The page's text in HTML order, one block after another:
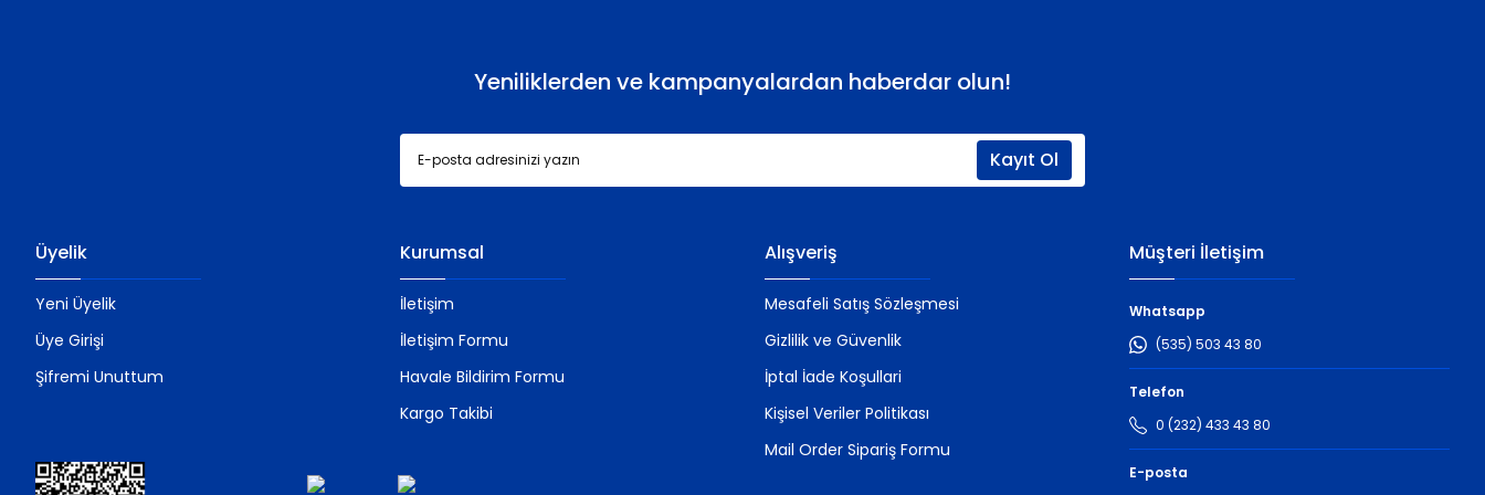
Gönder
Yeniliklerden ve kampanyalardan haberdar olun!
Kayıt Ol
Üyelik
Yeni Üyelik
Üye Girişi
Şifremi Unuttum
Kurumsal
İletişim
İletişim Formu
Havale Bildirim Formu
Kargo Takibi
Alışveriş
Mesafeli Satış Sözleşmesi
Gizlilik ve Güvenlik
İptal İade Koşullari
Kişisel Veriler Politikası
Mail Order Sipariş Formu
Müşteri İletişim
Whatsapp
(535) 503 43 80
Telefon
0 (232) 433 43 80
E-posta